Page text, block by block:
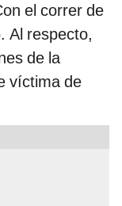
el correr de
Al respecto,
de la
víctima de